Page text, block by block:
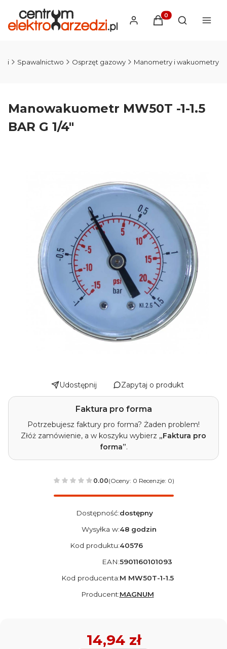
Produkty w
Otwórz
Spawalnictwo Osprzęt gazowy Manometry i wakuometry
Manowakuometr MW50T -1-1.5
BAR G 1/4"
Udostępnij Zapytaj o produkt
Faktura pro forma
Potrzebujesz faktury pro forma? Żaden problem!
Złóż zamówienie, a w koszyku wybierz „Faktura pro
forma”.
0.00(Oceny: 0 Recenzje: 0)
Dostępność:dostępny
Wysyłka w:48 godzin
Kod produktu:40576
EAN:5901160101093
Kod producenta:M MW50T-1-1.5
Producent:MAGNUM
Cena
14,94 zł